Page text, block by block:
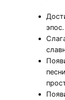
эпос.